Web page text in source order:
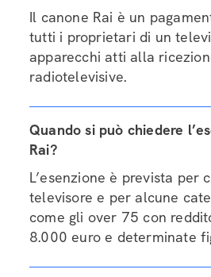
Il canone Rai è un
tutti i proprietari di un
apparecchi atti alla
radiotelevisive.
Quando si può chiedere
Rai?
L’esenzione è prevista per
televisore e per alcune
come gli over 75 con
8.000 euro e determinate